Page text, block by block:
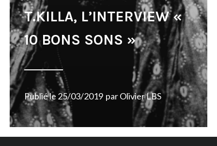
T.KILLA, L’INTERVIEW «
10 BONS SONS »
Publié le 25/03/2019 parOlivier LBS